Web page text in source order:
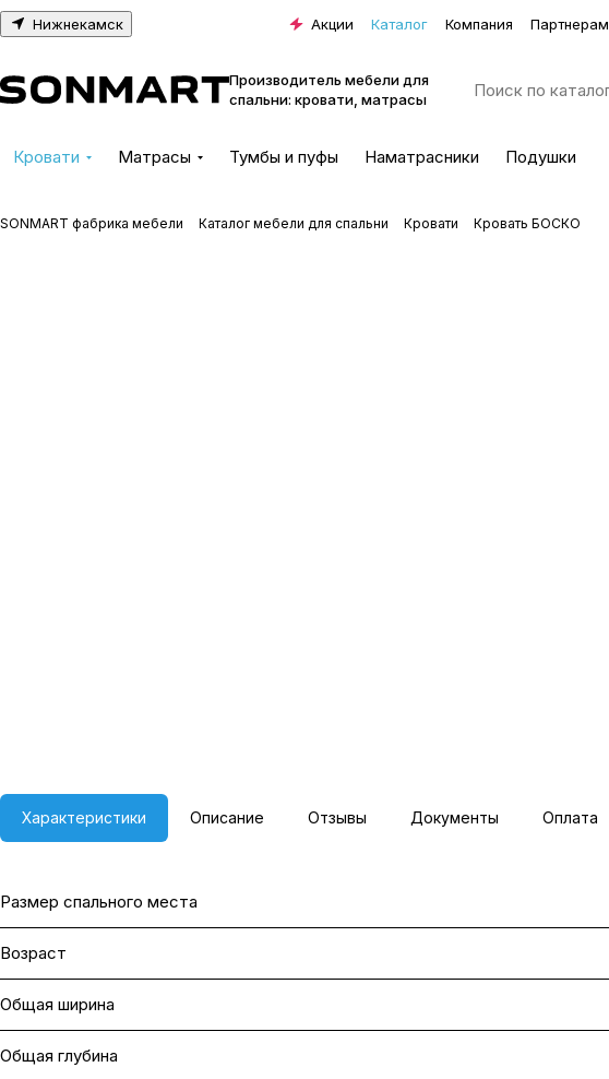
Нижнекамск Акции Каталог Компания Партнерам
Производитель мебели для
спальни: кровати, матрасы
Кровати Матрасы Тумбы и пуфы Наматрасники Подушки
SONMART фабрика мебели Каталог мебели для спальни Кровати Кровать БОСКО
Характеристики Описание Отзывы Документы Оплата
Размер спального места
Возраст
Общая ширина
Общая глубина